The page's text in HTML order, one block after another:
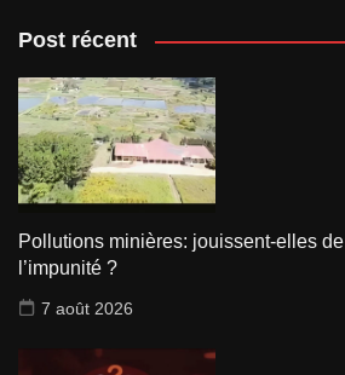
Post récent
Pollutions minières: jouissent-elles de
l’impunité ?
7 août 2026